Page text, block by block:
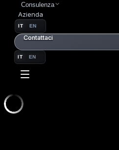
Consulenza
Azienda
IT EN
Contattaci
IT EN